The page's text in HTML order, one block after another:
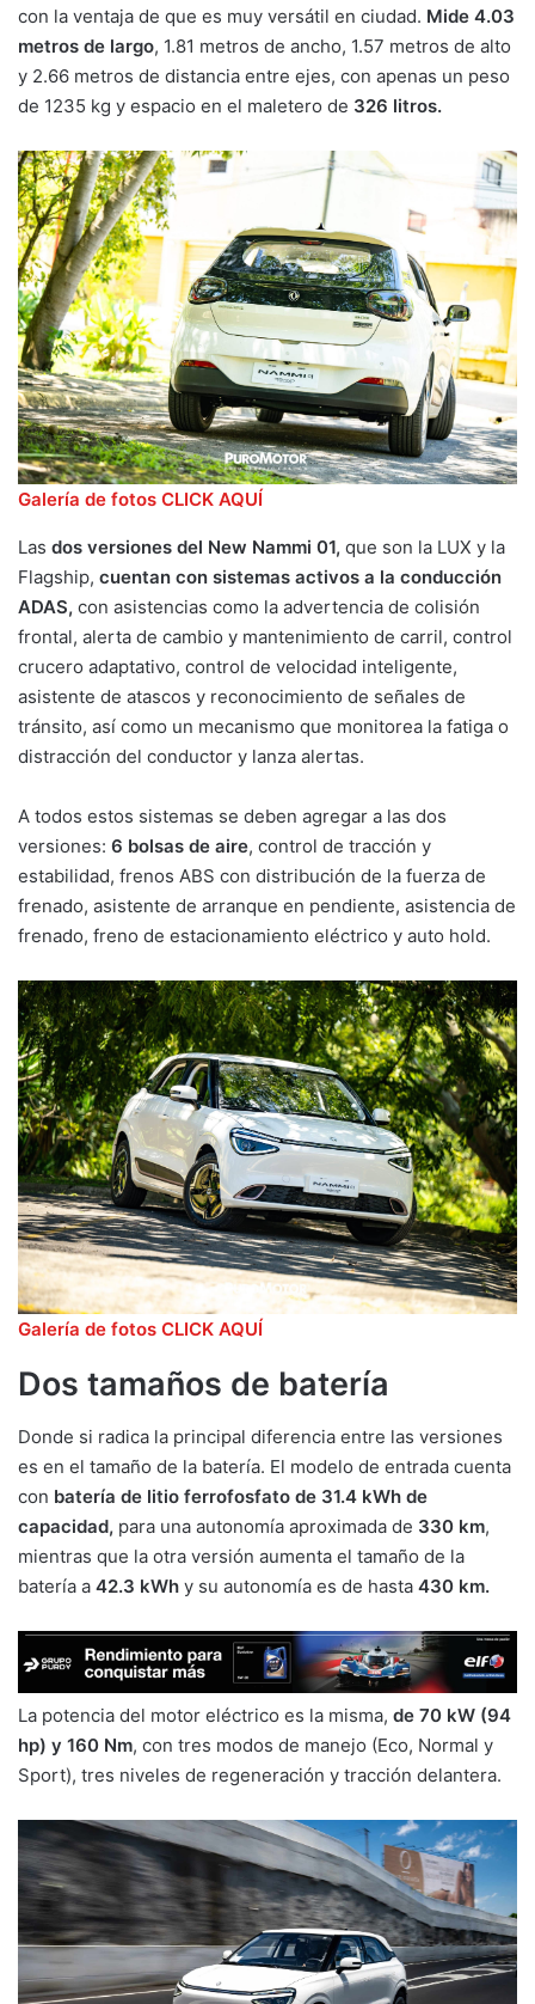
con la ventaja de que es muy versátil en ciudad. Mide 4.03
metros de largo, 1.81 metros de ancho, 1.57 metros de alto
y 2.66 metros de distancia entre ejes, con apenas un peso
de 1235 kg y espacio en el maletero de 326 litros.
Galería de fotos CLICK AQUÍ
Las dos versiones del New Nammi 01, que son la LUX y la
Flagship, cuentan con sistemas activos a la conducción
ADAS, con asistencias como la advertencia de colisión
frontal, alerta de cambio y mantenimiento de carril, control
crucero adaptativo, control de velocidad inteligente,
asistente de atascos y reconocimiento de señales de
tránsito, así como un mecanismo que monitorea la fatiga o
distracción del conductor y lanza alertas.
A todos estos sistemas se deben agregar a las dos
versiones: 6 bolsas de aire, control de tracción y
estabilidad, frenos ABS con distribución de la fuerza de
frenado, asistente de arranque en pendiente, asistencia de
frenado, freno de estacionamiento eléctrico y auto hold.
Galería de fotos CLICK AQUÍ
Dos tamaños de batería
Donde si radica la principal diferencia entre las versiones
es en el tamaño de la batería. El modelo de entrada cuenta
con batería de litio ferrofosfato de 31.4 kWh de
capacidad, para una autonomía aproximada de 330 km,
mientras que la otra versión aumenta el tamaño de la
batería a 42.3 kWh y su autonomía es de hasta 430 km.
La potencia del motor eléctrico es la misma, de 70 kW (94
hp) y 160 Nm, con tres modos de manejo (Eco, Normal y
Sport), tres niveles de regeneración y tracción delantera.